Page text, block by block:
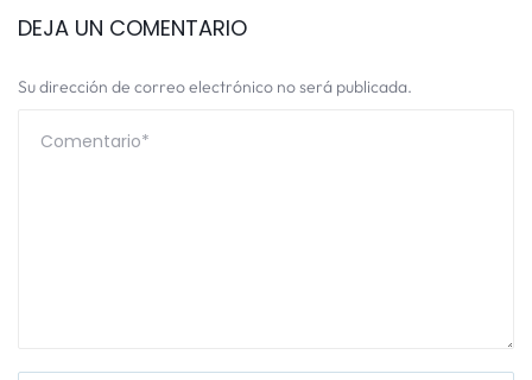
DEJA UN COMENTARIO
Su dirección de correo electrónico no será publicada.